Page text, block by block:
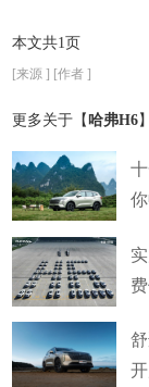
本文共1页
[来源 ] [作者 ]
更多关于【 哈弗H6